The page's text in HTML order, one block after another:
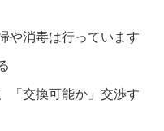
や消毒は行っています
「交換可能か」交渉す